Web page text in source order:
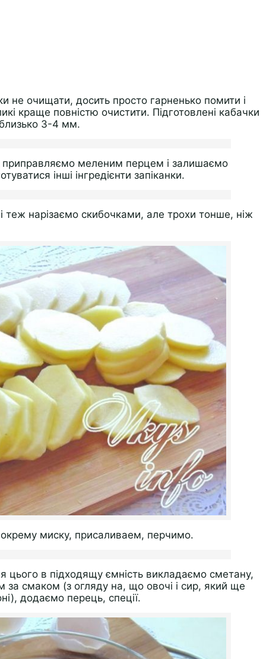
не очищати, досить просто гарненько помити і
краще повністю очистити. Підготовлені кабачки
3-4 мм.
меленим перцем і залишаємо
інші інгредієнти запіканки.
теж нарізаємо скибочками, але трохи тонше, ніж
миску, присаливаем, перчимо.
цього в підходящу ємність викладаємо сметану,
смаком (з огляду на, що овочі і сир, який ще
додаємо перець, спеції.